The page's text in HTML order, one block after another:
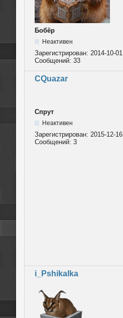
Бобёр
Неактивен
Зарегистрирован: 2014-10-01
Сообщений: 33
CQuazar
Спрут
Неактивен
Зарегистрирован: 2015-12-16
Сообщений: 3
i_Pshikalka